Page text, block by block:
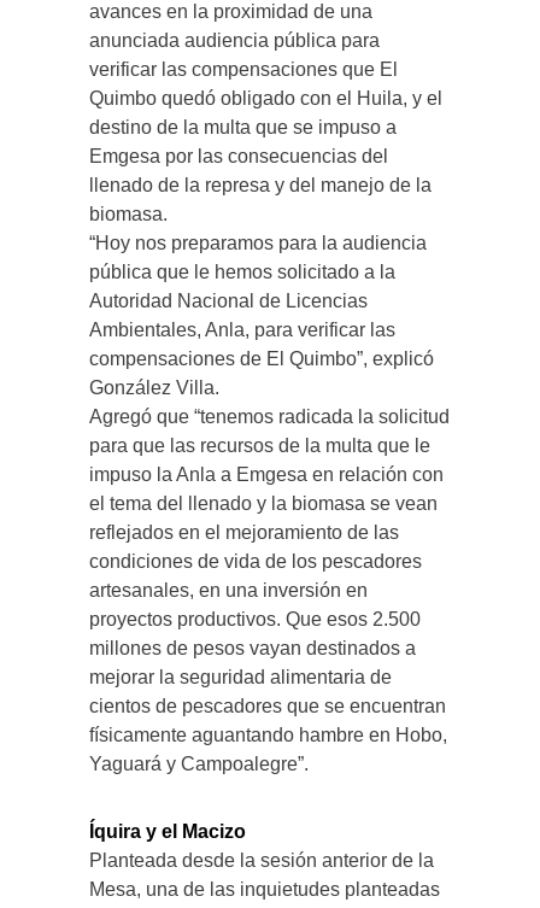
avances en la proximidad de una
anunciada audiencia pública para
verificar las compensaciones que El
Quimbo quedó obligado con el Huila, y el
destino de la multa que se impuso a
Emgesa por las consecuencias del
llenado de la represa y del manejo de la
biomasa.
“Hoy nos preparamos para la audiencia
pública que le hemos solicitado a la
Autoridad Nacional de Licencias
Ambientales, Anla, para verificar las
compensaciones de El Quimbo”, explicó
González Villa.
Agregó que “tenemos radicada la solicitud
para que las recursos de la multa que le
impuso la Anla a Emgesa en relación con
el tema del llenado y la biomasa se vean
reflejados en el mejoramiento de las
condiciones de vida de los pescadores
artesanales, en una inversión en
proyectos productivos. Que esos 2.500
millones de pesos vayan destinados a
mejorar la seguridad alimentaria de
cientos de pescadores que se encuentran
físicamente aguantando hambre en Hobo,
Yaguará y Campoalegre”.
Íquira y el Macizo
Planteada desde la sesión anterior de la
Mesa, una de las inquietudes planteadas